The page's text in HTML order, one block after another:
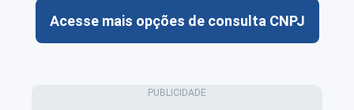
Acesse mais opções de consulta CNPJ